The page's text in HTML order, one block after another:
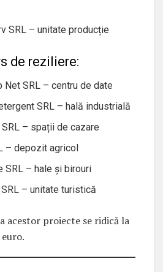
SRL – unitate producție
de reziliere:
Net SRL – centru de date
SRL – hală industrială
– spații de cazare
– depozit agricol
SRL – hale și birouri
– unitate turistică
acestor proiecte se ridică la